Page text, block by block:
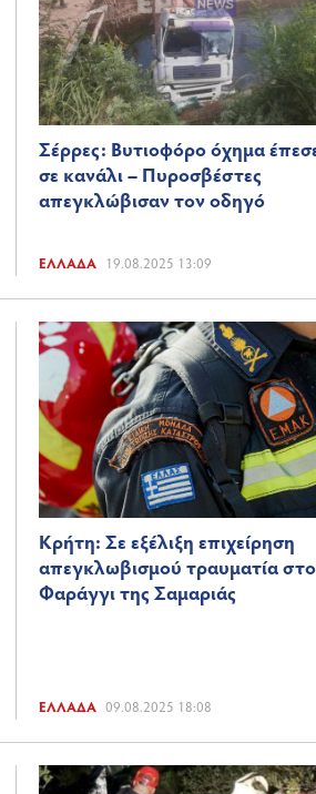
Σέρρες: Βυτιοφόρο όχημα
σε κανάλι – Πυροσβέστες
απεγκλώβισαν τον οδηγό
ΕΛΛΆΔΑ 19.08.2025 13:09
Κρήτη: Σε εξέλιξη επιχείρηση
απεγκλωβισμού τραυματία στο
Φαράγγι της Σαμαριάς
ΕΛΛΆΔΑ 09.08.2025 18:08